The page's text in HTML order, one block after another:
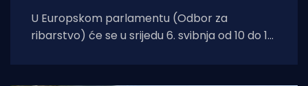
U Europskom parlamentu (Odbor za
ribarstvo) će se u srijedu 6. svibnja od 10 do 12